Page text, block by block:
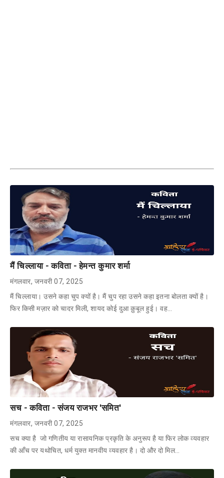
मैं चिल्लाया - कविता - हेमन्त कुमार शर्मा
मंगलवार, जनवरी 07, 2025
मैं चिल्लाया। उसने कहा चुप क्यों है। मैं चुप रहा उसने कहा इतना बोलता क्यों है।
फिर किसी मज़ार को चादर मिली, शायद कोई दुआ क़ुबूल हुई। वह…
सच - कविता - संजय राजभर 'समित'
मंगलवार, जनवरी 07, 2025
सच क्या है जो गणितीय या रासायनिक प्रकृति के अनुरूप है या फिर लोक व्यवहार
की आँच पर यथोचित, धर्म युक्त मानवीय व्यवहार है। दो और दो मिल…